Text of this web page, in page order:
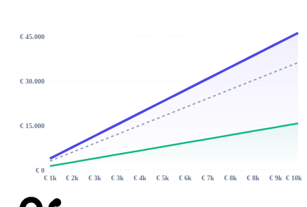
€ 1k € 2k € 3k € 3k € 4k € 5k € 6k € 7k € 8k € 8k € 9k € 10k
€ 0
€ 15.000
€ 30.000
€ 45.000